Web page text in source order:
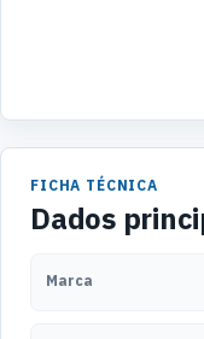
FICHA TÉCNICA
Dados
Marca